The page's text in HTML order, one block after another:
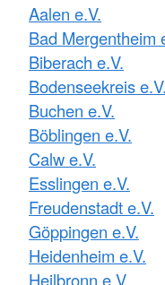
Aalen e.V.
Bad Mergentheim
Biberach e.V.
Bodenseekreis e.V.
Buchen e.V.
Böblingen e.V.
Calw e.V.
Esslingen e.V.
Freudenstadt e.V.
Göppingen e.V.
Heidenheim e.V.
Heilbronn e.V.